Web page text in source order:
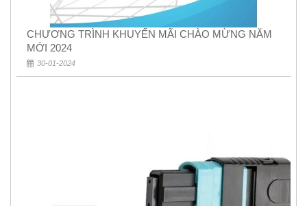
CHƯƠNG TRÌNH KHUYẾN MÃI CHÀO MỪNG NĂM
MỚI 2024
30-01-2024